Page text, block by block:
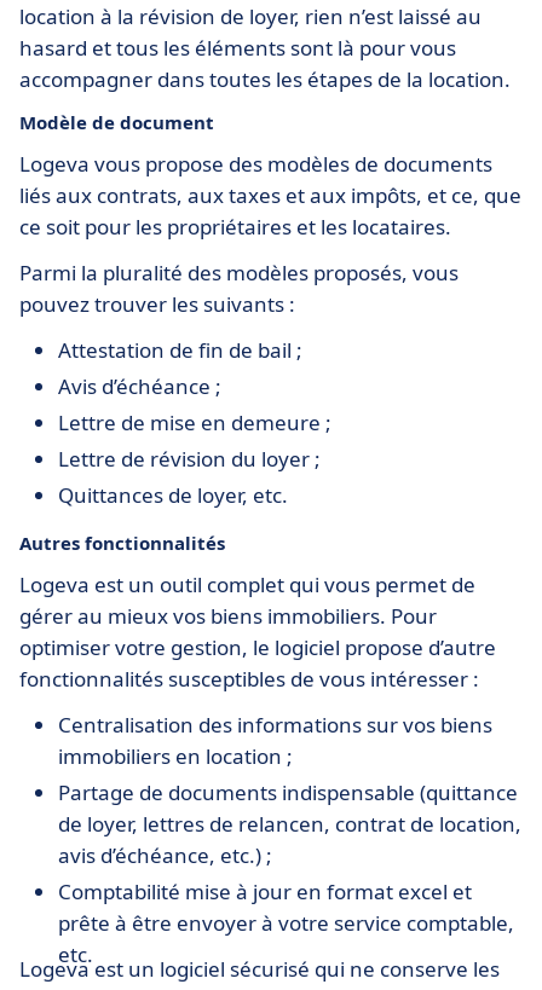
location à la révision de loyer, rien n’est laissé au
hasard et tous les éléments sont là pour vous
accompagner dans toutes les étapes de la location.
Modèle de document
Logeva vous propose des modèles de documents
liés aux contrats, aux taxes et aux impôts, et ce, que
ce soit pour les propriétaires et les locataires.
Parmi la pluralité des modèles proposés, vous
pouvez trouver les suivants :
Attestation de fin de bail ;
Avis d’échéance ;
Lettre de mise en demeure ;
Lettre de révision du loyer ;
Quittances de loyer, etc.
Autres fonctionnalités
Logeva est un outil complet qui vous permet de
gérer au mieux vos biens immobiliers. Pour
optimiser votre gestion, le logiciel propose d’autre
fonctionnalités susceptibles de vous intéresser :
Centralisation des informations sur vos biens
immobiliers en location ;
Partage de documents indispensable (quittance
de loyer, lettres de relancen, contrat de location,
avis d’échéance, etc.) ;
Comptabilité mise à jour en format excel et
prête à être envoyer à votre service comptable,
etc.
Logeva est un logiciel sécurisé qui ne conserve les